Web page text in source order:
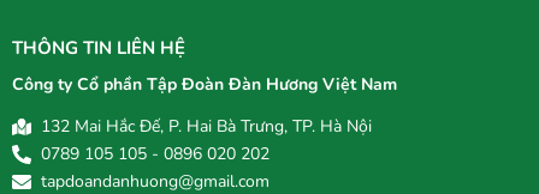
THÔNG TIN LIÊN HỆ
Công ty Cổ phần Tập Đoàn Đàn Hương Việt Nam
132 Mai Hắc Đế, P. Hai Bà Trưng, TP. Hà Nội
0789 105 105 - 0896 020 202
tapdoandanhuong@gmail.com